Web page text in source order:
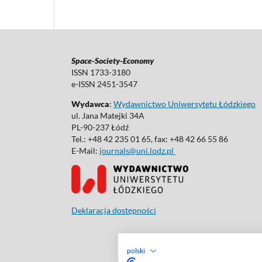
polski
Space-Society-Economy
ISSN 1733-3180
e-ISSN 2451-3547
Wydawca: Wydawnictwo Uniwersytetu Łódzkiego
ul. Jana Matejki 34A
PL-90-237 Łódź
Tel.: +48 42 235 01 65, fax: +48 42 66 55 86
E-Mail: journals@uni.lodz.pl
Deklaracja dostępności